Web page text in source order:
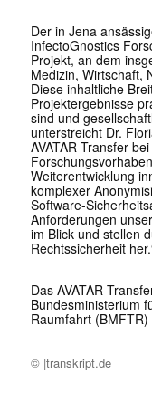
Der in Jena
InfectoGnostics
Projekt, an dem
Medizin, Wirtschaft,
Diese inhaltliche
Projektergebnisse
sind und
unterstreicht Dr.
AVATAR-Transfer
Weiterentwicklung
komplexer
Software-
Anforderungen
im Blick und stellen
Rechtssicherheit
Das AVATAR-
Bundesministerium
Raumfahrt
© |transkript.de